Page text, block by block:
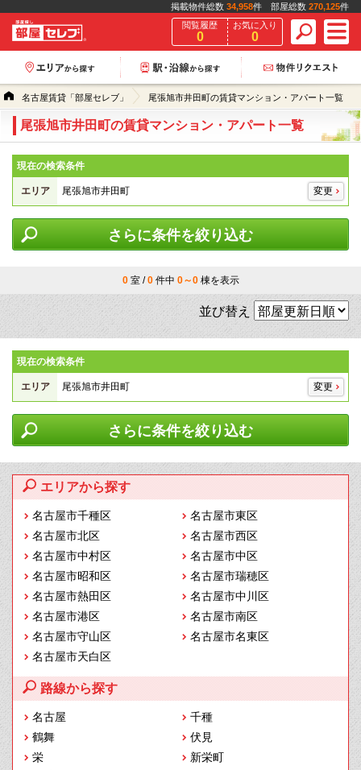
掲載物件総数 34,958件 部屋総数 270,125件
閲覧履歴
0
お気に入り
0
名古屋賃貸「部屋セレブ」 尾張旭市井田町の賃貸マンション・アパート一覧
尾張旭市井田町の賃貸マンション・アパート一覧
現在の検索条件
エリア 尾張旭市井田町 変更
さらに条件を絞り込む
0室 /0件中 0～0棟を表示
並び替え
現在の検索条件
エリア 尾張旭市井田町 変更
さらに条件を絞り込む
エリアから探す
名古屋市千種区
名古屋市東区
名古屋市北区
名古屋市西区
名古屋市中村区
名古屋市中区
名古屋市昭和区
名古屋市瑞穂区
名古屋市熱田区
名古屋市中川区
名古屋市港区
名古屋市南区
名古屋市守山区
名古屋市名東区
名古屋市天白区
路線から探す
名古屋
千種
鶴舞
伏見
栄
新栄町